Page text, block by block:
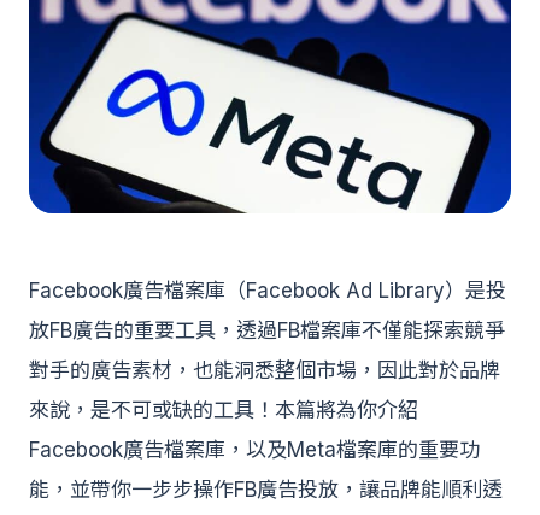
Facebook廣告檔案庫（Facebook Ad Library）是投
放FB廣告的重要工具，透過FB檔案庫不僅能探索競爭
對手的廣告素材，也能洞悉整個市場，因此對於品牌
來說，是不可或缺的工具！本篇將為你介紹
Facebook廣告檔案庫，以及Meta檔案庫的重要功
能，並帶你一步步操作FB廣告投放，讓品牌能順利透